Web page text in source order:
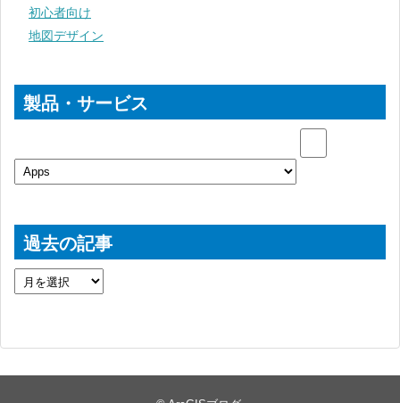
初心者向け
地図デザイン
製品・サービス
過去の記事